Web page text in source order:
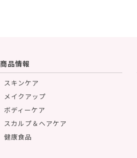
商品情報
スキンケア
メイクアップ
ボディーケア
スカルプ＆ヘアケア
健康食品